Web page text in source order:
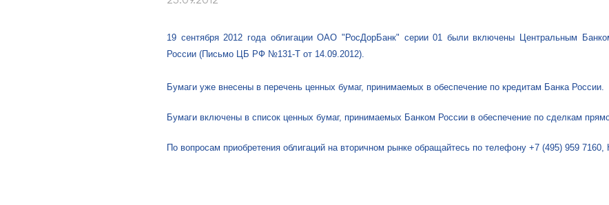
19 сентября 2012 года облигации ОАО "РосДорБанк" серии 01 были включены Центральным
России (Письмо ЦБ РФ №131-Т от 14.09.2012).
Бумаги уже внесены в перечень ценных бумаг, принимаемых в обеспечение по кредитам Банка России.
Бумаги включены в список ценных бумаг, принимаемых Банком России в обеспечение по сделкам
По вопросам приобретения облигаций на вторичном рынке обращайтесь по телефону +7 (495) 959 7160,